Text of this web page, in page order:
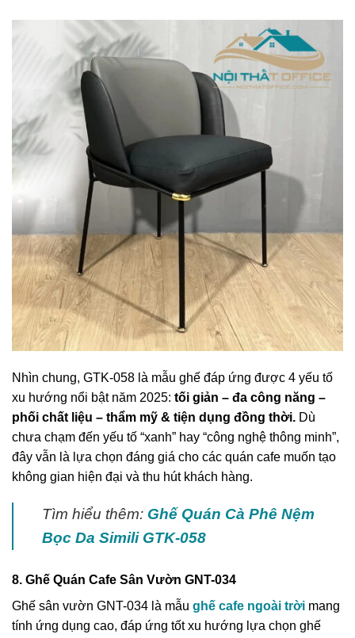
Nhìn chung, GTK-058 là mẫu ghế đáp ứng được 4 yếu tố
xu hướng nổi bật năm 2025: tối giản – đa công năng –
phối chất liệu – thẩm mỹ & tiện dụng đồng thời. Dù
chưa chạm đến yếu tố “xanh” hay “công nghệ thông minh”,
đây vẫn là lựa chọn đáng giá cho các quán cafe muốn tạo
không gian hiện đại và thu hút khách hàng.
Tìm hiểu thêm: Ghế Quán Cà Phê Nệm
Bọc Da Simili GTK-058
8. Ghế Quán Cafe Sân Vườn GNT-034
Ghế sân vườn GNT-034 là mẫu ghế cafe ngoài trời mang
tính ứng dụng cao, đáp ứng tốt xu hướng lựa chọn ghế